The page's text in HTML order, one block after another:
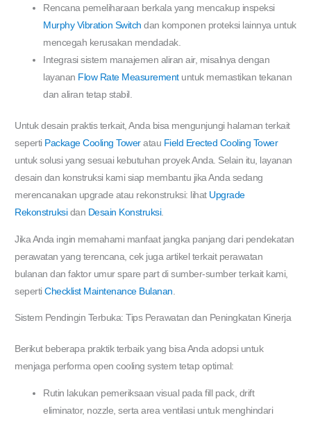
Rencana pemeliharaan berkala yang mencakup inspeksi
Murphy Vibration Switch dan komponen proteksi lainnya untuk
mencegah kerusakan mendadak.
Integrasi sistem manajemen aliran air, misalnya dengan
layanan Flow Rate Measurementuntuk memastikan tekanan
dan aliran tetap stabil.
Untuk desain praktis terkait, Anda bisa mengunjungi halaman terkait
seperti Package Cooling Toweratau Field Erected Cooling Tower
untuk solusi yang sesuai kebutuhan proyek Anda. Selain itu, layanan
desain dan konstruksi kami siap membantu jika Anda sedang
merencanakan upgrade atau rekonstruksi: lihat Upgrade
Rekonstruksidan Desain Konstruksi.
Jika Anda ingin memahami manfaat jangka panjang dari pendekatan
perawatan yang terencana, cek juga artikel terkait perawatan
bulanan dan faktor umur spare part di sumber-sumber terkait kami,
sepertiChecklist Maintenance Bulanan
Sistem Pendingin Terbuka: Tips Perawatan dan Peningkatan Kinerja
Berikut beberapa praktik terbaik yang bisa Anda adopsi untuk
menjaga performa open cooling system tetap optimal:
Rutin lakukan pemeriksaan visual pada fill pack, drift
eliminator, nozzle, serta area ventilasi untuk menghindari